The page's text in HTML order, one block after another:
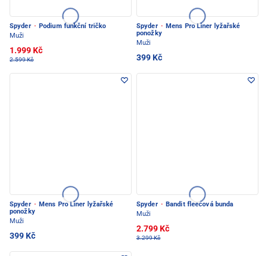
Spyder · Podium funkční tričko
Muži
1.999 Kč
2.599 Kč
Spyder · Mens Pro Liner lyžařské
ponožky
Muži
399 Kč
Spyder · Mens Pro Liner lyžařské
ponožky
Muži
399 Kč
Spyder · Bandit fleecová bunda
Muži
2.799 Kč
3.299 Kč